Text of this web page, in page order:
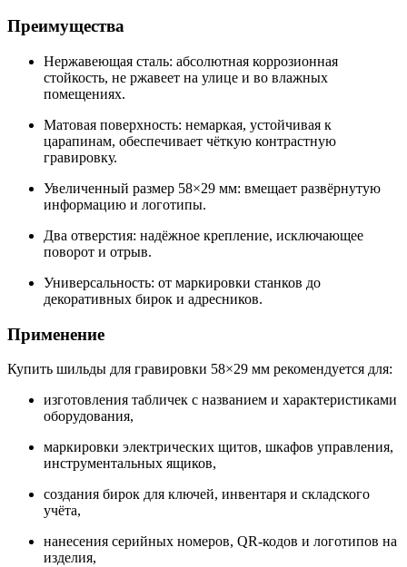
Преимущества
Нержавеющая сталь: абсолютная коррозионная
стойкость, не ржавеет на улице и во влажных
помещениях.
Матовая поверхность: немаркая, устойчивая к
царапинам, обеспечивает чёткую контрастную
гравировку.
Увеличенный размер 58×29 мм: вмещает развёрнутую
информацию и логотипы.
Два отверстия: надёжное крепление, исключающее
поворот и отрыв.
Универсальность: от маркировки станков до
декоративных бирок и адресников.
Применение
Купить шильды для гравировки 58×29 мм рекомендуется для:
изготовления табличек с названием и характеристиками
оборудования,
маркировки электрических щитов, шкафов управления,
инструментальных ящиков,
создания бирок для ключей, инвентаря и складского
учёта,
нанесения серийных номеров, QR-кодов и логотипов на
изделия,